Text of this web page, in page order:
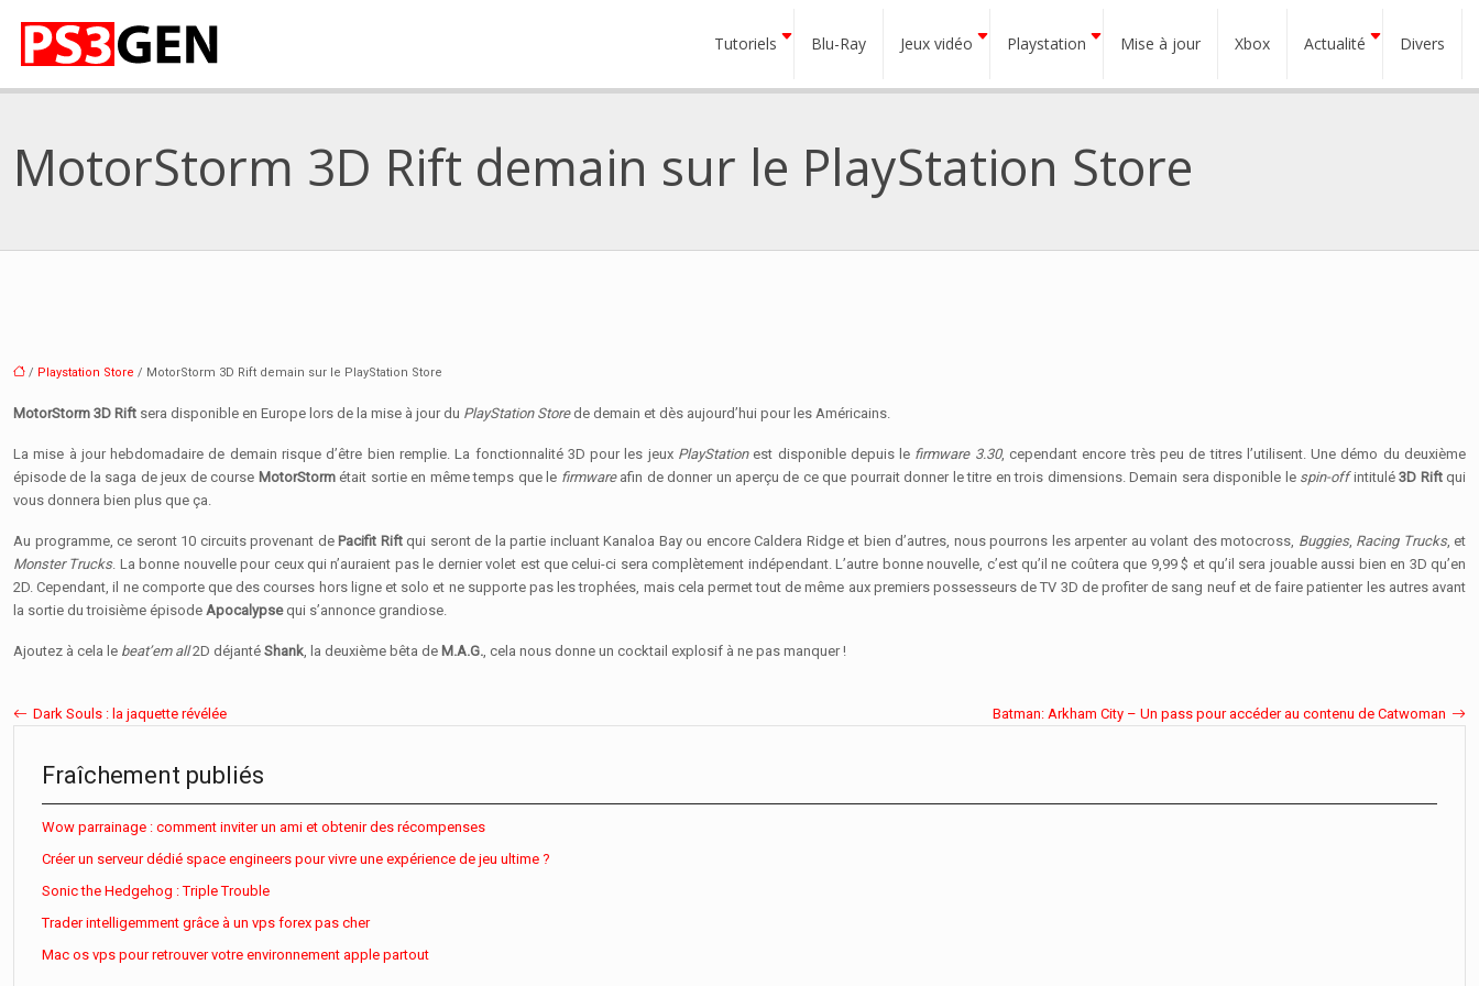
Tutoriels Blu-Ray Jeux vidéo Playstation Mise à jour Xbox Actualité Divers
MotorStorm 3D Rift demain sur le PlayStation Store
/ Playstation Store / MotorStorm 3D Rift demain sur le PlayStation Store
MotorStorm 3D Rift sera disponible en Europe lors de la mise à jour du PlayStation Storede demain et dès aujourd’hui pour les Américains.
La mise à jour hebdomadaire de demain risque d’être bien remplie. La fonctionnalité 3D pour les jeux PlayStationest disponible depuis le firmware 3.30, cependant encore très peu de titres l’utilisent. Une démo du deuxième
épisode de la saga de jeux de course MotorStormétait sortie en même temps que le firmwareafin de donner un aperçu de ce que pourrait donner le titre en trois dimensions. Demain sera disponible le spin-offintitulé3D Riftqui
vous donnera bien plus que ça.
Au programme, ce seront 10 circuits provenant de Pacifit Riftqui seront de la partie incluant Kanaloa Bay ou encore Caldera Ridge et bien d’autres, nous pourrons les arpenter au volant des motocross, Buggies, Racing Trucks, et
Monster Trucks. La bonne nouvelle pour ceux qui n’auraient pas le dernier volet est que celui-ci sera complètement indépendant. L’autre bonne nouvelle, c’est qu’il ne coûtera que 9,99 $ et qu’il sera jouable aussi bien en 3D qu’en
2D. Cependant, il ne comporte que des courses hors ligne et solo et ne supporte pas les trophées, mais cela permet tout de même aux premiers possesseurs de TV 3D de profiter de sang neuf et de faire patienter les autres avant
la sortie du troisième épisode Apocalypsequi s’annonce grandiose.
Ajoutez à cela le beat’em all2D déjanté Shank, la deuxième bêta de M.A.G., cela nous donne un cocktail explosif à ne pas manquer !
Dark Souls : la jaquette révélée Batman: Arkham City – Un pass pour accéder au contenu de Catwoman
Fraîchement publiés
Wow parrainage : comment inviter un ami et obtenir des récompenses
Créer un serveur dédié space engineers pour vivre une expérience de jeu ultime ?
Sonic the Hedgehog : Triple Trouble
Trader intelligemment grâce à un vps forex pas cher
Mac os vps pour retrouver votre environnement apple partout